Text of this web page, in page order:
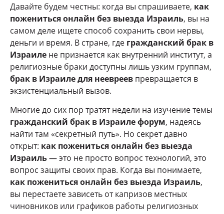
Давайте будем честны: когда вы спрашиваете, как
пожениться онлайн без выезда Израиль, вы на
самом деле ищете способ сохранить свои нервы,
деньги и время. В стране, где гражданский брак в
Израиле не признается как внутренний институт, а
религиозные браки доступны лишь узким группам,
брак в Израиле для неевреев превращается в
экзистенциальный вызов.
Многие до сих пор тратят недели на изучение темы
гражданский брак в Израиле форум, надеясь
найти там «секретный путь». Но секрет давно
открыт: как пожениться онлайн без выезда
Израиль— это не просто вопрос технологий, это
вопрос защиты своих прав. Когда вы понимаете,
как пожениться онлайн без выезда Израиль,
вы перестаете зависеть от капризов местных
чиновников или графиков работы религиозных